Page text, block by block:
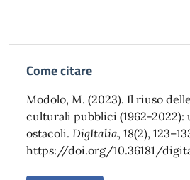
Come citare
Modolo, M. (2023). Il riuso
culturali pubblici (1962-2022):
ostacoli. DigItalia, 18(2),
https://doi.org/10.36181/